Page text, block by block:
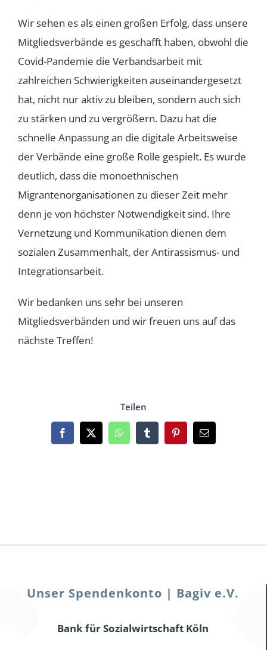
Wir sehen es als einen großen Erfolg, dass unsere
Mitgliedsverbände es geschafft haben, obwohl die
Covid-Pandemie die Verbandsarbeit mit
zahlreichen Schwierigkeiten auseinandergesetzt
hat, nicht nur aktiv zu bleiben, sondern auch sich
zu stärken und zu vergrößern. Dazu hat die
schnelle Anpassung an die digitale Arbeitsweise
der Verbände eine große Rolle gespielt. Es wurde
deutlich, dass die monoethnischen
Migrantenorganisationen zu dieser Zeit mehr
denn je von höchster Notwendigkeit sind. Ihre
Vernetzung und Kommunikation dienen dem
sozialen Zusammenhalt, der Antirassismus- und
Integrationsarbeit.
Wir bedanken uns sehr bei unseren
Mitgliedsverbänden und wir freuen uns auf das
nächste Treffen!
Teilen
Facebook
X WhatsAppTumblrPinterestEmail
Unser Spendenkonto | Bagiv e.V.
Bank für Sozialwirtschaft Köln